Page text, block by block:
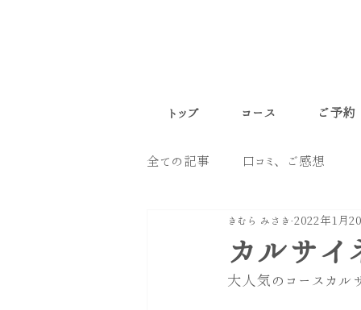
トップ コース ご予約
全ての記事 口コミ、ご感想
カルサイ
きむら みさき 2022年1月
大人気のコースカル